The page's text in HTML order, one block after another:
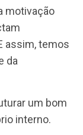
e salários
passam pela
pensamentos
a motivação